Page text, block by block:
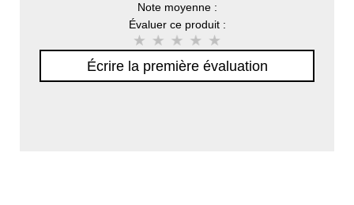
Note moyenne :
Évaluer ce produit :
Écrire la première évaluation